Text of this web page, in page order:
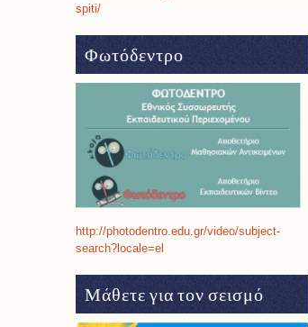
spiti/
Φωτόδεντρο
http://photodentro.edu.gr/video/subject-
search?locale=el
Μάθετε για τον σεισμό